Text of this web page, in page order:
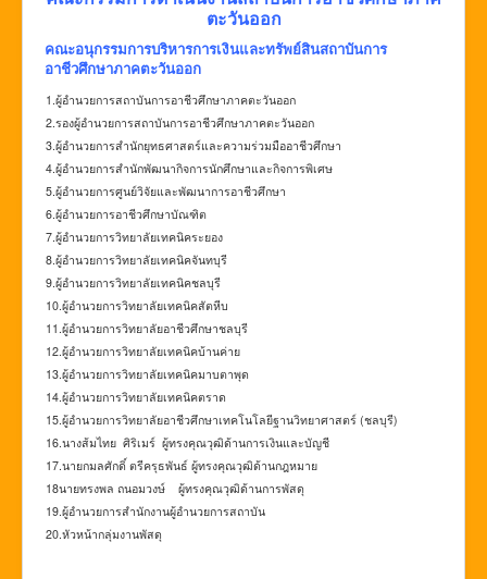
ตะวันออก
คณะอนุกรรมการบริหารการเงินและทรัพย์สินสถาบันการ
อาชีวศึกษาภาคตะวันออก
1.ผู้อํานวยการสถาบันการอาชีวศึกษาภาคตะวันออก
2.รองผู้อํานวยการสถาบันการอาชีวศึกษาภาคตะวันออก
3.ผู้อำนวยการสำนักยุทธศาสตร์และความร่วมมืออาชีวศึกษา
4.ผู้อำนวยการสำนักพัฒนากิจการนักศึกษาและกิจการพิเศษ
5.ผู้อำนวยการศูนย์วิจัยและพัฒนาการอาชีวศึกษา
6.ผู้อำนวยการอาชีวศึกษาบัณฑิต
7.ผู้อำนวยการวิทยาลัยเทคนิคระยอง
8.ผู้อำนวยการวิทยาลัยเทคนิคจันทบุรี
9.ผู้อำนวยการวิทยาลัยเทคนิคชลบุรี
10.ผู้อำนวยการวิทยาลัยเทคนิคสัตหีบ
11.ผู้อำนวยการวิทยาลัยอาชีวศึกษาชลบุรี
12.ผู้อำนวยการวิทยาลัยเทคนิคบ้านค่าย
13.ผู้อำนวยการวิทยาลัยเทคนิคมาบตาพุด
14.ผู้อำนวยการวิทยาลัยเทคนิคตราด
15.ผู้อำนวยการวิทยาลัยอาชีวศึกษาเทคโนโลยีฐานวิทยาศาสตร์ (ชลบุรี)
16.นางส้มไทย ศิริเมร์ ผู้ทรงคุณวุฒิด้านการเงินและบัญชี
17.นายกมลศักดิ์ ตรีครุธพันธ์ ผู้ทรงคุณวุฒิด้านกฎหมาย
18นายทรงพล ถนอมวงษ์ ผู้ทรงคุณวุฒิด้านการพัสดุ
19.ผู้อํานวยการสํานักงานผู้อำนวยการสถาบัน
20.หัวหน้ากลุ่มงานพัสดุ